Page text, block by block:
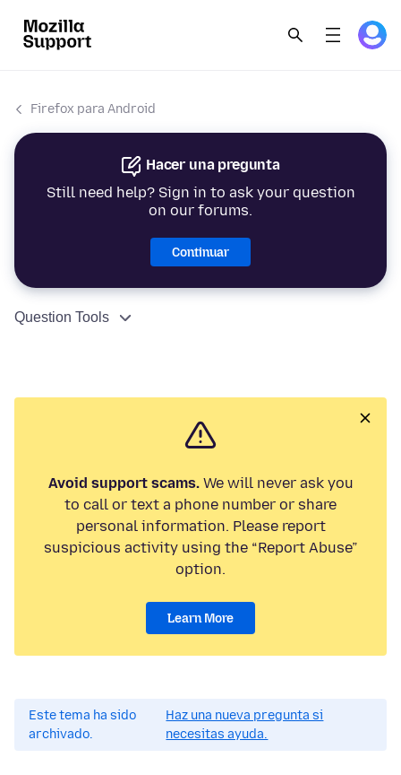
Firefox para Android
Hacer una pregunta
Still need help? Sign in to ask your question
on our forums.
Continuar
Question Tools
Avoid support scams.We will never ask you
to call or text a phone number or share
personal information. Please report
suspicious activity using the “Report Abuse”
option.
Learn More
Este tema ha sido
archivado.
Haz una nueva pregunta si
necesitas ayuda.